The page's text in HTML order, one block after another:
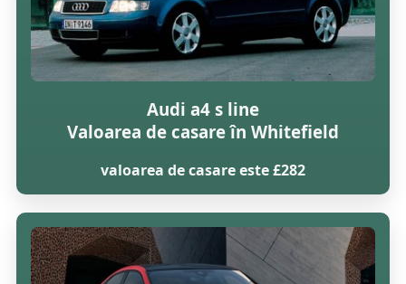
Audi a4 s line
Valoarea de casare în Whitefield
valoarea de casare este £282